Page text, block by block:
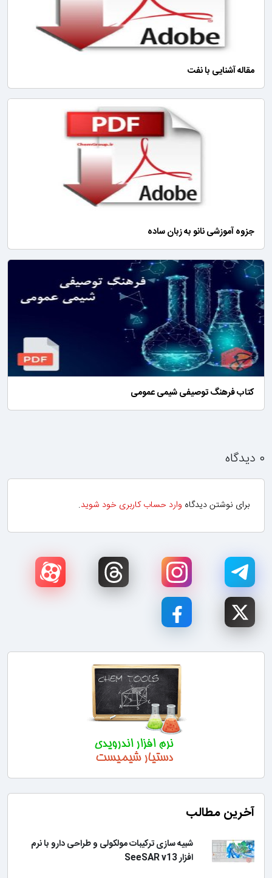
مقاله آشنایی با نفت
جزوه آموزشی نانو به زبان ساده
کتاب فرهنگ توصیفی شیمی عمومی
۰ دیدگاه
برای نوشتن دیدگاه وارد حساب کاربری خود شوید.
آخرین مطالب
شبیه سازی ترکیبات مولکولی و طراحی دارو با نرم
افزار SeeSAR v13